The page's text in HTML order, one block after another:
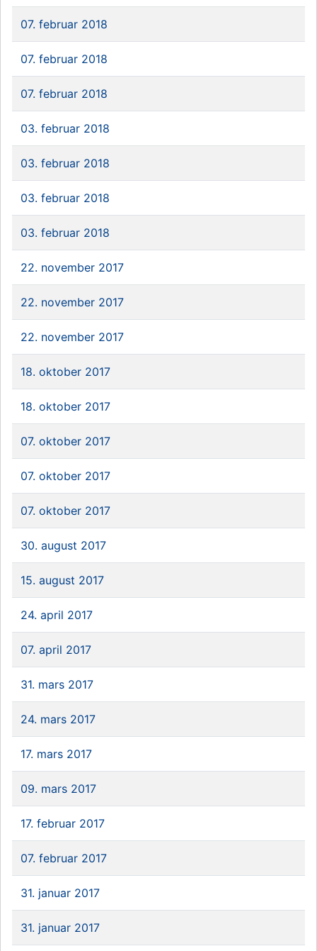
07. februar 2018
07. februar 2018
07. februar 2018
03. februar 2018
03. februar 2018
03. februar 2018
03. februar 2018
22. november 2017
22. november 2017
22. november 2017
18. oktober 2017
18. oktober 2017
07. oktober 2017
07. oktober 2017
07. oktober 2017
30. august 2017
15. august 2017
24. april 2017
07. april 2017
31. mars 2017
24. mars 2017
17. mars 2017
09. mars 2017
17. februar 2017
07. februar 2017
31. januar 2017
31. januar 2017